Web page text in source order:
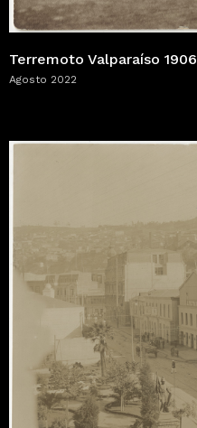
Terremoto Valparaíso 1906
Agosto 2022